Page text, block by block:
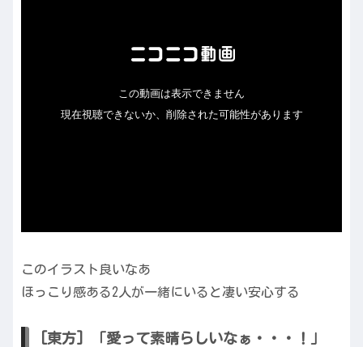
このイラスト良いなあ
ほっこり感ある2人が一緒にいると凄い安心する
[東方] 「愛って素晴らしいなぁ・・・！」